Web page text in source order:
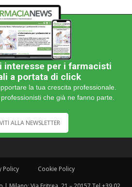
interesse per i farmacisti
a portata di click
la tua crescita professionale.
che già ne fanno parte.
ALLA NEWSLETTER
Policy Cookie Policy